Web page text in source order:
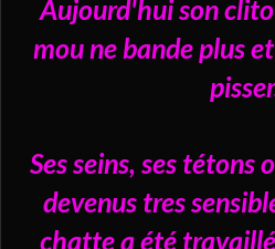
Aujourd'hui son
mou ne bande plus
Ses seins, ses tétons
devenus tres
chatte a été